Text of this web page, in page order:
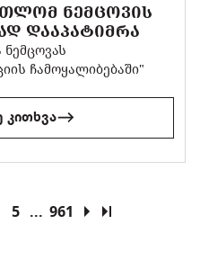
ᲜᲔᲛᲪᲝᲕᲘᲡ
ᲓᲐᲐᲞᲐᲢᲘᲛᲠᲐ
ჩამოყალიბებაში"
კითხვა
5 ... 961